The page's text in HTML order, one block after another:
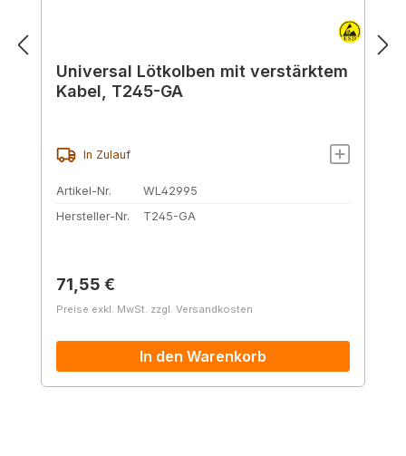
Universal Lötkolben mit verstärktem
Kabel, T245-GA
In Zulauf
Artikel-Nr.
WL42995
Hersteller-Nr.
T245-GA
Regulärer Preis:
71,55 €
Preise exkl. MwSt. zzgl. Versandkosten
In den Warenkorb